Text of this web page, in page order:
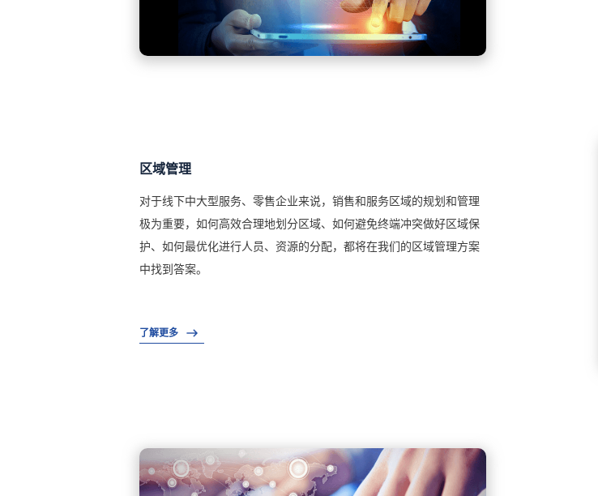
区域管理
对于线下中大型服务、零售企业来说，销售和服务区域的规划和管理
极为重要，如何高效合理地划分区域、如何避免终端冲突做好区域保
护、如何最优化进行人员、资源的分配，都将在我们的区域管理方案
中找到答案。
了解更多